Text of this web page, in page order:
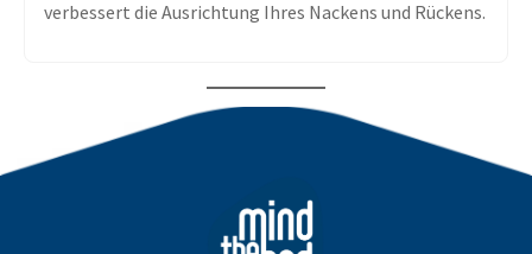
verbessert die Ausrichtung Ihres Nackens und Rückens.